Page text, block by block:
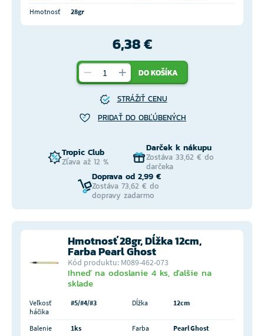
Hmotnosť
28gr
6,38 €
DO KOŠÍKA
STRÁŽIŤ CENU
PRIDAŤ DO OBĽÚBENÝCH
Tropic Club
Zľava až 12 %
Darček k nákupu
Zostáva 33,62 € do
darčeka
Doprava od 2,99 €
Zostáva 73,62 € do
dopravy zadarmo
Hmotnosť 28gr, Dĺžka 12cm,
Farba Pearl Ghost
Kód produktu: M089-462-073
Ihneď na odoslanie 4 ks, ďalšie na
sklade
Veľkosť
háčika
#5/#4/#3 Dĺžka 12cm
Balenie 1ks Farba Pearl Ghost